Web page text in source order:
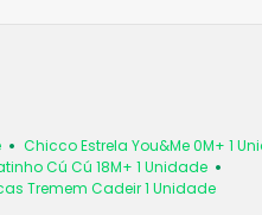
Chicco Estrela You&Me 0M+ 1
Cú Cú 18M+ 1 Unidade
Tremem Cadeir 1 Unidade